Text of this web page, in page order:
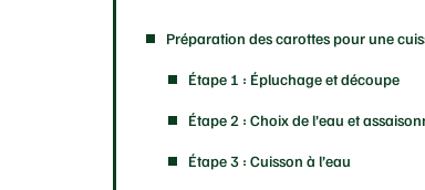
Préparation des carottes pour une
Étape 1 : Épluchage et découpe
Étape 2 : Choix de l’eau et
Étape 3 : Cuisson à l’eau